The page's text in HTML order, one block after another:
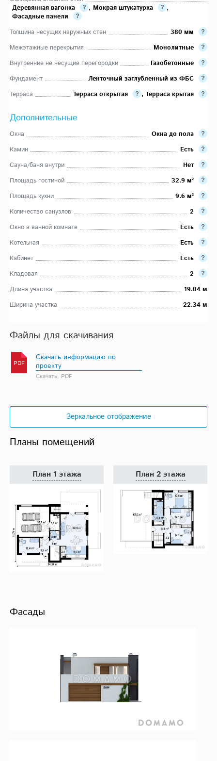
Деревянная вагонка
, Мокрая штукатурка
,
Фасадные панели
Толщина несущих наружных стен
380 мм
Межэтажные перекрытия
Монолитные
Внутренние не несущие перегородки
Газобетонные
Фундамент
Ленточный заглубленный из ФБС
Терраса
Терраса открытая , Терраса крытая
Дополнительные
Окна
Окна до пола
Камин
Есть
Сауна/баня внутри
Нет
Площадь гостиной
32.9 м²
Площадь кухни
9.6 м²
Количество санузлов
2
Окно в ванной комнате
Есть
Котельная
Есть
Кабинет
Есть
Кладовая
2
Длина участка
19.04 м
Ширина участка
22.34 м
Файлы для скачивания
PDF
Скачать информацию по
проекту
Скачать, PDF
Планы помещений
Зеркальное отображение
План 1 этажа План 2 этажа
Фасады